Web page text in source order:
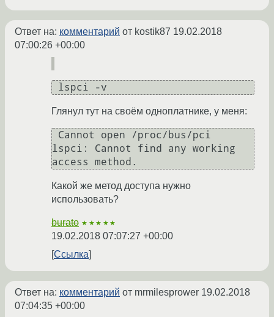
Ответ на: комментарий от kostik87 19.02.2018
07:00:26 +00:00
lspci -v
Глянул тут на своём одноплатнике, у меня:
lspci: Cannot find any working
Какой же метод доступа нужно
использовать?
burato ★★★★★
19.02.2018 07:07:27 +00:00
Ссылка
Ответ на: комментарий от mrmilesprower 19.02.2018
07:04:35 +00:00